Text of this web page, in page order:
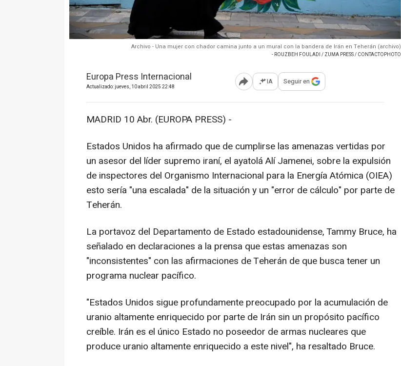
Archivo - Una mujer con chador camina junto a un mural con la bandera de Irán en Teherán (archivo)
- ROUZBEH FOULADI / ZUMA PRESS / CONTACTOPHOTO
Europa Press Internacional
Actualizado: jueves, 10 abril 2025 22:48 Abrir opciones para compartir
IA Seguir en
MADRID 10 Abr. (EUROPA PRESS) -
Estados Unidos ha afirmado que de cumplirse las amenazas vertidas por
un asesor del líder supremo iraní, el ayatolá Alí Jamenei, sobre la expulsión
de inspectores del Organismo Internacional para la Energía Atómica (OIEA)
esto sería "una escalada" de la situación y un "error de cálculo" por parte de
Teherán.
La portavoz del Departamento de Estado estadounidense, Tammy Bruce, ha
señalado en declaraciones a la prensa que estas amenazas son
"inconsistentes" con las afirmaciones de Teherán de que busca tener un
programa nuclear pacífico.
"Estados Unidos sigue profundamente preocupado por la acumulación de
uranio altamente enriquecido por parte de Irán sin un propósito pacífico
creíble. Irán es el único Estado no poseedor de armas nucleares que
produce uranio altamente enriquecido a este nivel", ha resaltado Bruce.